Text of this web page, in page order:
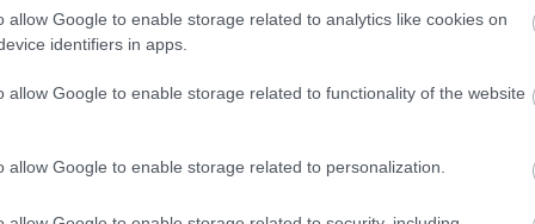
allow Google to enable storage related to analytics like cookies on
identifiers in apps.
allow Google to enable storage related to functionality of the website
allow Google to enable storage related to personalization.
könyv halálraítélt szépirodalom chuck palahniuk trubadúr
sziget lehetősége
olvasása után megígértem, folytattam is két év után